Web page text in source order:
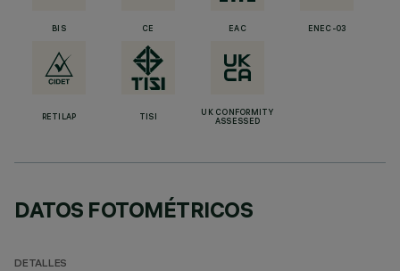
BIS CE EAC ENEC-03
RETILAP TISI
UK CONFORMITY
ASSESSED
DATOS FOTOMÉTRICOS
DETALLES